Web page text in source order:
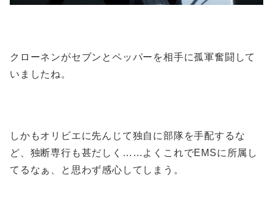
クローネンがセブンとペッパーを相手に孤軍奮闘して
いましたね。
しかもオリビエに先んじて独自に部隊を手配するな
ど、独断専行も甚だしく……よくこれでEMSに所属し
てるなぁ、と思わず感心してしまう。